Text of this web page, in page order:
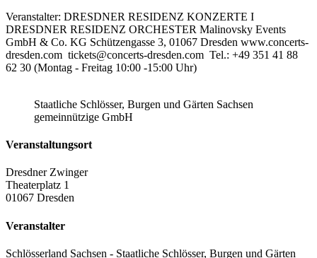
Veranstalter: DRESDNER RESIDENZ KONZERTE I
DRESDNER RESIDENZ ORCHESTER Malinovsky Events
GmbH & Co. KG Schützengasse 3, 01067 Dresden www.concerts-
dresden.com tickets@concerts-dresden.com Tel.: +49 351 41 88
62 30 (Montag - Freitag 10:00 -15:00 Uhr)
Staatliche Schlösser, Burgen und Gärten Sachsen
gemeinnützige GmbH
Veranstaltungsort
Dresdner Zwinger
Theaterplatz 1
01067 Dresden
Veranstalter
Schlösserland Sachsen - Staatliche Schlösser, Burgen und Gärten